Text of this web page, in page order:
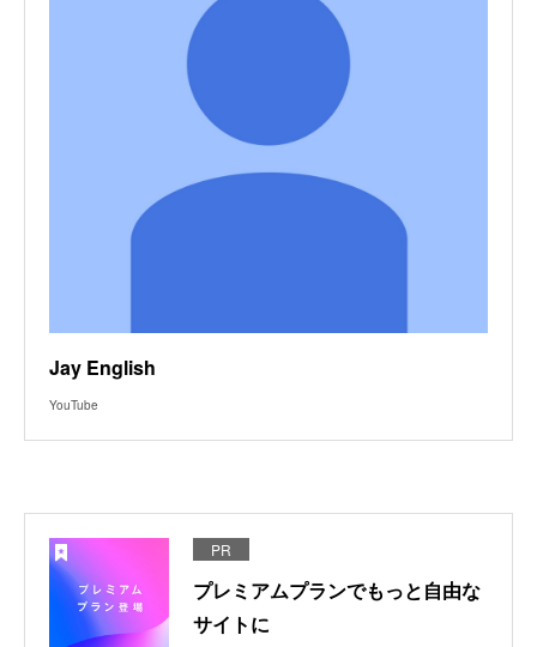
Jay English
YouTube
PR
プレミアムプランでもっと自由な
サイトに